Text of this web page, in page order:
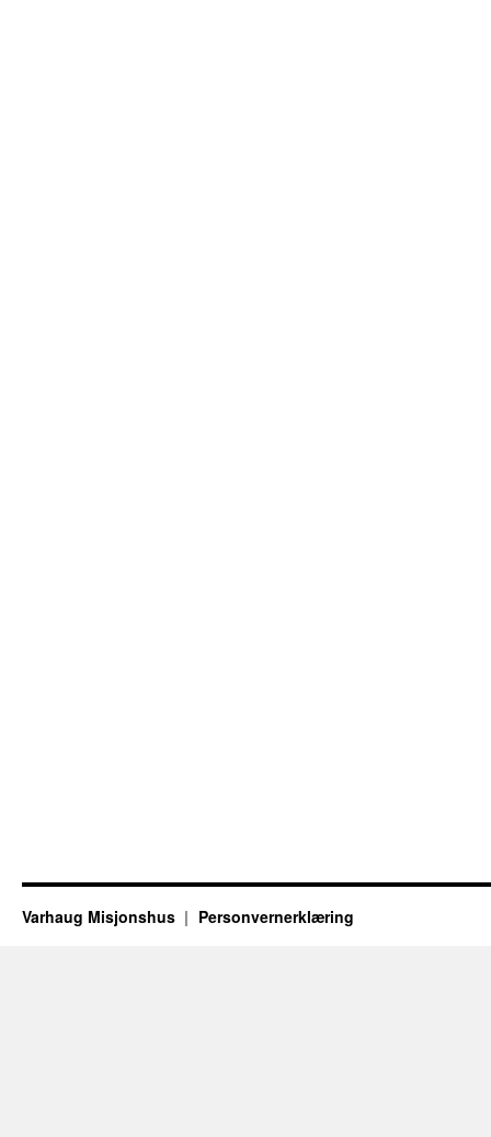
Varhaug Misjonshus Personvernerklæring